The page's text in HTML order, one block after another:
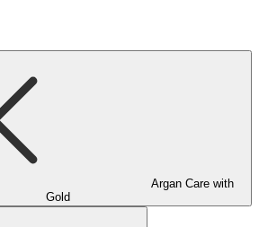
Argan Care with
Gold